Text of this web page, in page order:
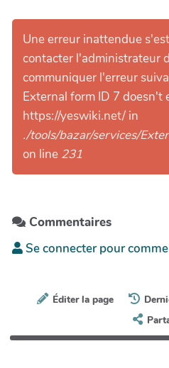
Une erreur inattendue
contacter l'administrateur
communiquer l'erreur
External form ID 7 doesn't
https://yeswiki.net/ in
./tools/bazar/services/
on line 231
Commentaires
Se connecter pour
Éditer la page